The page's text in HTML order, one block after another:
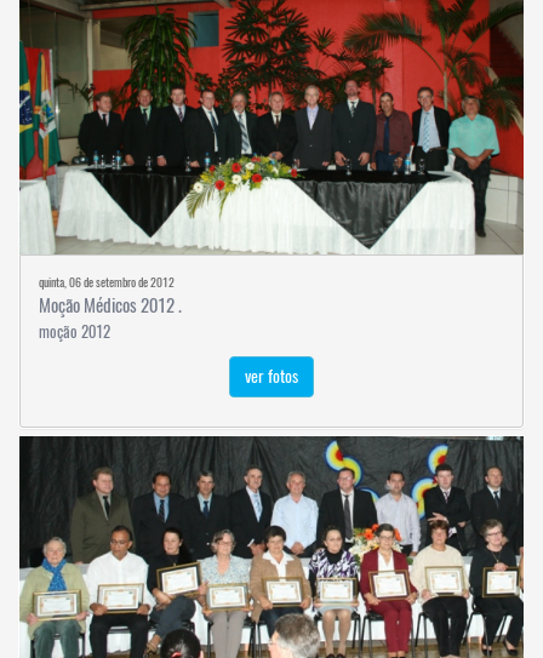
quinta, 06 de setembro de 2012
Moção Médicos 2012 .
moção 2012
ver fotos